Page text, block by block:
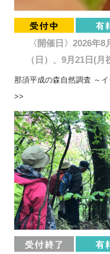
〈開催日〉2026年8
（日）、9月21日(
那須平成の森自然調査 ～
>>